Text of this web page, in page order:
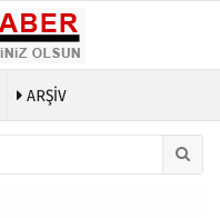
Köşe
Künye
ARŞİV